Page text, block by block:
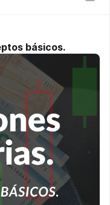
básicos.